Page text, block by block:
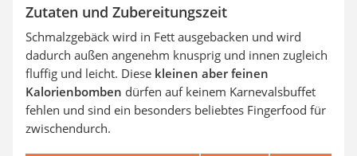
Zutaten und Zubereitungszeit
Schmalzgebäck wird in Fett ausgebacken und wird
dadurch außen angenehm knusprig und innen zugleich
fluffig und leicht. Diese kleinen aber feinen
Kalorienbomben dürfen auf keinem Karnevalsbuffet
fehlen und sind ein besonders beliebtes Fingerfood für
zwischendurch.